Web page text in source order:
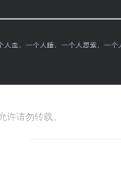
请勿转载。